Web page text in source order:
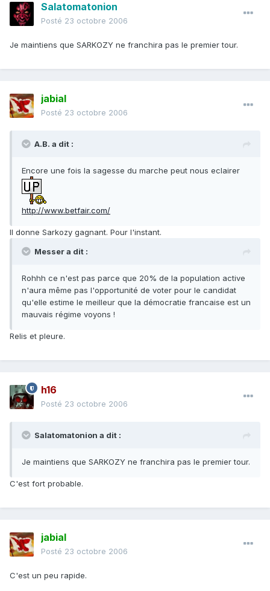
Salatomatonion
Posté 23 octobre 2006
Je maintiens que SARKOZY ne franchira pas le premier tour.
jabial
Posté 23 octobre 2006
A.B. a dit :
Encore une fois la sagesse du marche peut nous eclairer
http://www.betfair.com/
Il donne Sarkozy gagnant. Pour l'instant.
Messer a dit :
Rohhh ce n'est pas parce que 20% de la population active
n'aura même pas l'opportunité de voter pour le candidat
qu'elle estime le meilleur que la démocratie francaise est un
mauvais régime voyons !
Relis et pleure.
h16
Posté 23 octobre 2006
Salatomatonion a dit :
Je maintiens que SARKOZY ne franchira pas le premier tour.
C'est fort probable.
jabial
Posté 23 octobre 2006
C'est un peu rapide.